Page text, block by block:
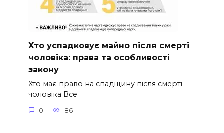
Хто успадковує майно після смерті
чоловіка: права та особливості
закону
Хто має право на спадщину після смерті
чоловіка Все
0 86